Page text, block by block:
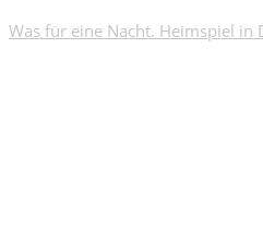
Was für eine Nacht. Heimspiel in